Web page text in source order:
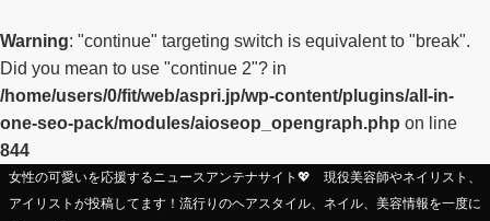
Warning: "continue" targeting switch is equivalent to "break".
Did you mean to use "continue 2"? in
/home/users/0/fit/web/aspri.jp/wp-content/plugins/all-in-
one-seo-pack/modules/aioseop_opengraph.php on line
844
女性の可愛いを応援するニュースアンテナサイト💖 現役美容師やネイリスト、
アイリストが投稿してます！流行りのヘアスタイル、ネイル、美容情報を一度に